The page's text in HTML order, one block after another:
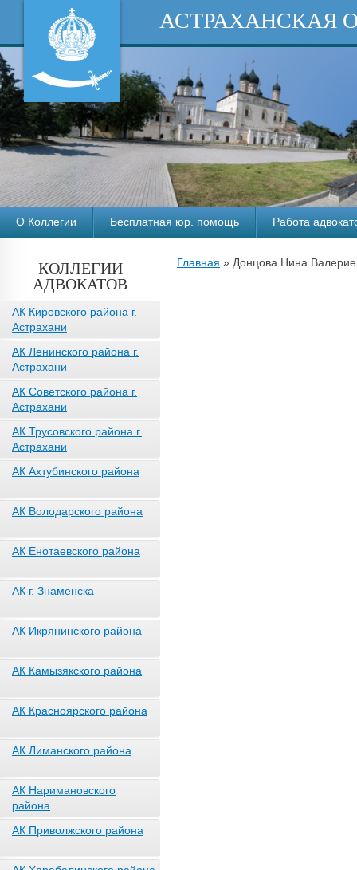
АСТРАХАНСКАЯ
О Коллегии Бесплатная юр. помощь Работа
КОЛЛЕГИИ
АДВОКАТОВ
АК Кировского района г.
Астрахани
АК Ленинского района г.
Астрахани
АК Советского района г.
Астрахани
АК Трусовского района г.
Астрахани
АК Ахтубинского района
АК Володарского района
АК Енотаевского района
АК г. Знаменска
АК Икрянинского района
АК Камызякского района
АК Красноярского района
АК Лиманского района
АК Наримановского
района
АК Приволжского района
Главная » Донцова Нина